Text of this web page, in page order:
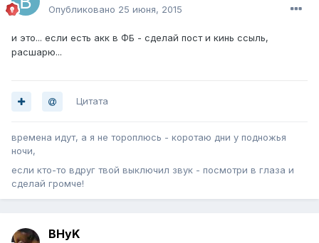
Опубликовано 25 июня, 2015
и это... если есть акк в ФБ - сделай пост и кинь ссыль,
расшарю...
Цитата
времена идут, а я не тороплюсь - коротаю дни у подножья
ночи,
если кто-то вдруг твой выключил звук - посмотри в глаза и
сделай громче!
BHyK